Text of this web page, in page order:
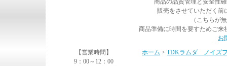
商品の品質管理と安全性
販売をさせていただく前
（こちらが
商品準備に時間を要すためご来
お
【営業時間】
9：00～12：00
ホーム > TDKラムダ ノイズ